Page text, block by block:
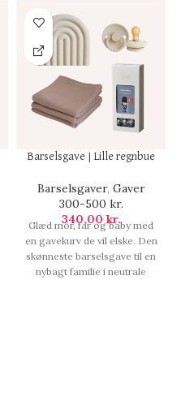
Barselsgave | Lille regnbue
Barselsgaver, Gaver
300-500 kr.
340,00 kr.
Glæd mor, far og baby med
en gavekurv de vil elske. Den
skønneste barselsgave til en
nybagt familie i neutrale